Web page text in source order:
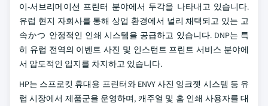
이-서브리메이션 프린터 분야에서 두각을 나타내고 있습니다.
유럽 현지 자회사를 통해 상업 환경에서 널리 채택되고 있는 고
속かつ 안정적인 인쇄 시스템을 공급하고 있습니다. DNP는 특
히 유럽 전역의 이벤트 사진 및 인스턴트 프린트 서비스 분야에
서 압도적인 입지를 차지하고 있습니다.
HP는 스프로킷 휴대용 프린터와 ENVY 사진 잉크젯 시스템 등 유
럽 시장에서 제품군을 운영하며, 캐주얼 및 홈 인쇄 사용자를 대